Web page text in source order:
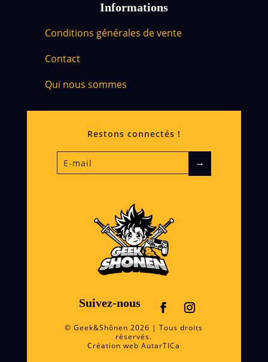
Informations
Conditions générales de vente
Contact
Qui nous sommes
Suivez-nous
© Geek&Shônen 2026 | Tous droits
réservés.
Création webAutarTICa
Restons connectés !
→